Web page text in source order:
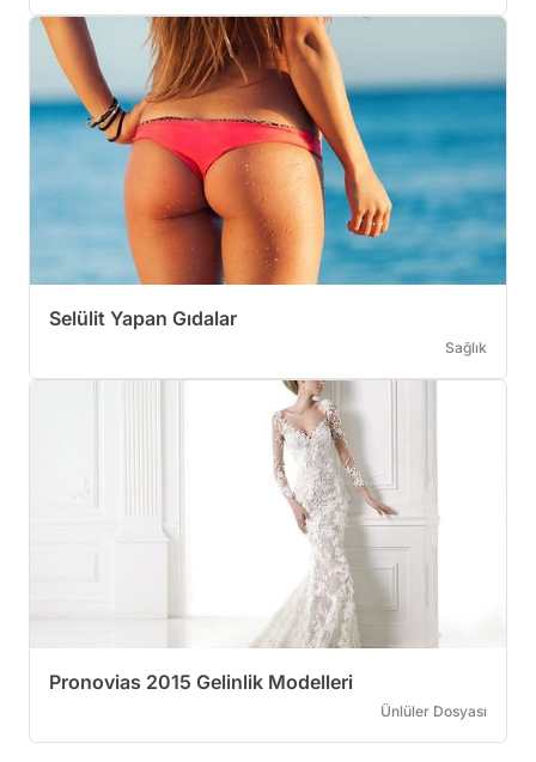
Selülit Yapan Gıdalar
Sağlık
Pronovias 2015 Gelinlik Modelleri
Ünlüler Dosyası